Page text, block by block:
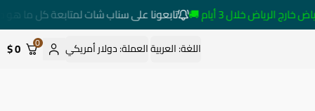
الرياض خلال 3 أيام 🚚 تابعونا على سناب شات لمتابعة كل ما هو
اللغة:العربيةالعملة:دولار أمريكي 0
0 $